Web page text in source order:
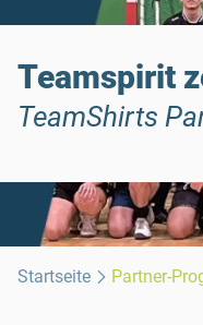
Teamspirit
TeamShirts
Startseite Partner-